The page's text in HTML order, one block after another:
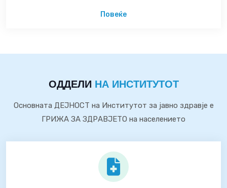
Повеќе
ОДДЕЛИ НА ИНСТИТУТОТ
Основната ДЕЈНОСТ на Институтот за јавно здравје е
ГРИЖА ЗА ЗДРАВЈЕТО на населението